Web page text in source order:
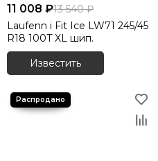
11 008 ₽13 540 ₽
Laufenn i Fit Ice LW71 245/45
R18 100T XL шип.
Известить